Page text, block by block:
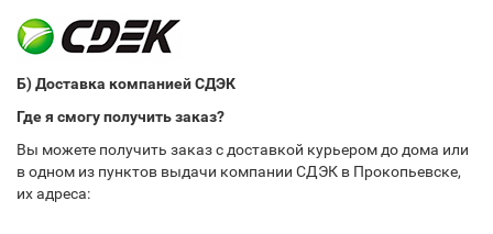
Б) Доставка компанией СДЭК
Где я смогу получить заказ?
Вы можете получить заказ с доставкой курьером до дома или
в одном из пунктов выдачи компании СДЭК в Прокопьевске,
их адреса: